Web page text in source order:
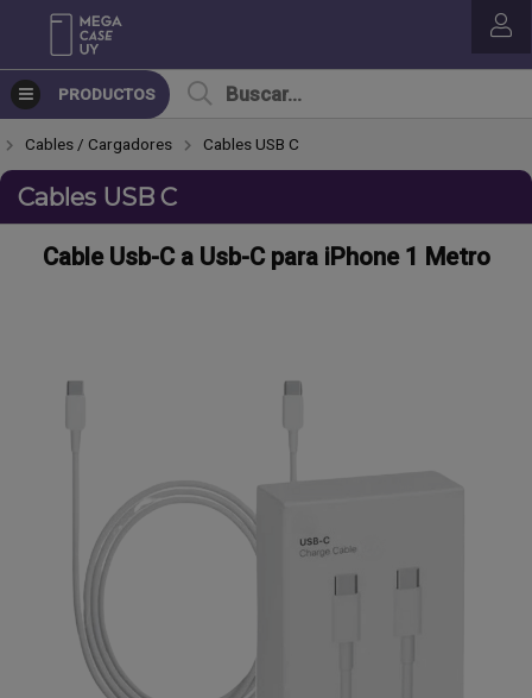
PRODUCTOS
Cables / Cargadores Cables USB C
Cables USB C
Cable Usb-C a Usb-C para iPhone 1 Metro